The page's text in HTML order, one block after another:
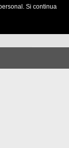
Si continua